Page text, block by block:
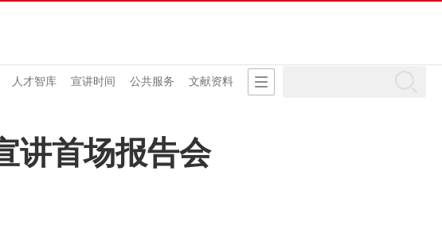
人才智库 宣讲时间 公共服务 文献资料
讲首场报告会